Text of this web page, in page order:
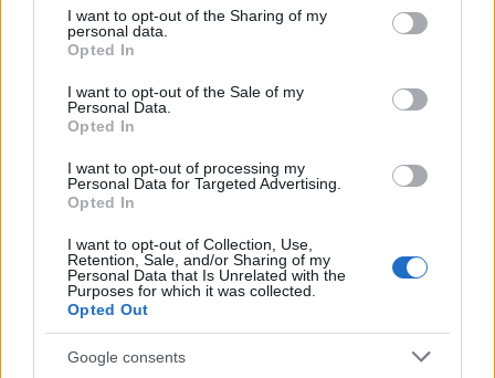
not limited to your visit or usage behaviour. You may click to
grant or deny consent to Google and its third-party tags to
use your data for below specified purposes in below Google
consent section.
I want to opt-out of the Sharing of my
personal data.
Opted In
I want to opt-out of the Sale of my
Personal Data.
Opted In
I want to opt-out of processing my
Personal Data for Targeted Advertising.
Opted In
I want to opt-out of Collection, Use,
Retention, Sale, and/or Sharing of my
Personal Data that Is Unrelated with the
Purposes for which it was collected.
Opted Out
Google consents
Έχοντας κάποιους συγκεκριμένους ποδοσφαιριστές
που αγωνίστηκαν πάρα πολύ καιρό μαζί, έτσι ώστε